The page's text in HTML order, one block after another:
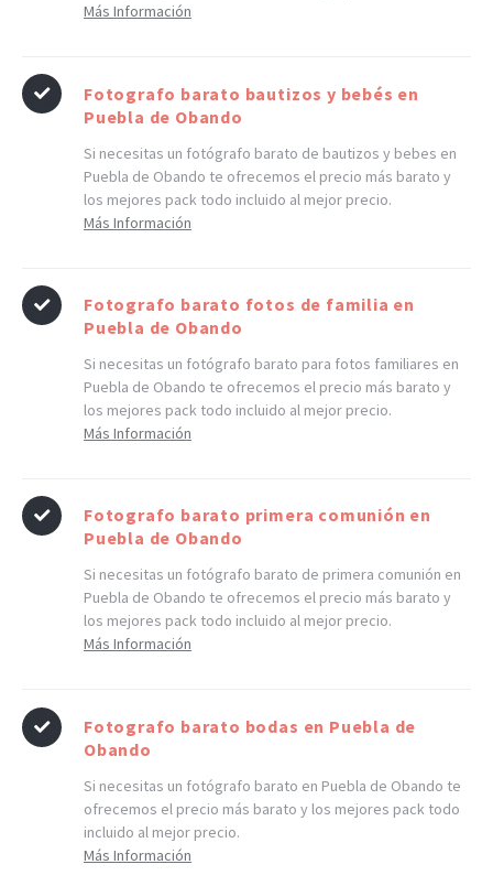
Más Información
Fotografo barato bautizos y bebés en
Puebla de Obando
Si necesitas un fotógrafo barato de bautizos y bebes en
Puebla de Obando te ofrecemos el precio más barato y
los mejores pack todo incluido al mejor precio.
Más Información
Fotografo barato fotos de familia en
Puebla de Obando
Si necesitas un fotógrafo barato para fotos familiares en
Puebla de Obando te ofrecemos el precio más barato y
los mejores pack todo incluido al mejor precio.
Más Información
Fotografo barato primera comunión en
Puebla de Obando
Si necesitas un fotógrafo barato de primera comunión en
Puebla de Obando te ofrecemos el precio más barato y
los mejores pack todo incluido al mejor precio.
Más Información
Fotografo barato bodas en Puebla de
Obando
Si necesitas un fotógrafo barato en Puebla de Obando te
ofrecemos el precio más barato y los mejores pack todo
incluido al mejor precio.
Más Información